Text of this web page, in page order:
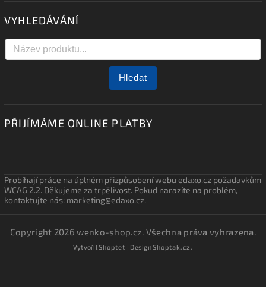
VYHLEDÁVÁNÍ
Hledat
PŘIJÍMÁME ONLINE PLATBY
Probíhají práce na úplném přizpůsobení webu edaxo.cz požadavkům
WCAG 2.2. Děkujeme za trpělivost. Pokud narazíte na problém,
kontaktujte nás: marketing@edaxo.cz.
Copyright 2026wenko-shop.cz. Všechna práva vyhrazena.
VytvořilShoptet | DesignShoptak.cz.